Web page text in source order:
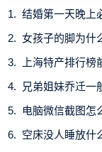
结婚第一天晚上
女孩子的脚为什
上海特产排行
兄弟姐妹乔迁一
电脑微信截图怎
空床没人睡放什